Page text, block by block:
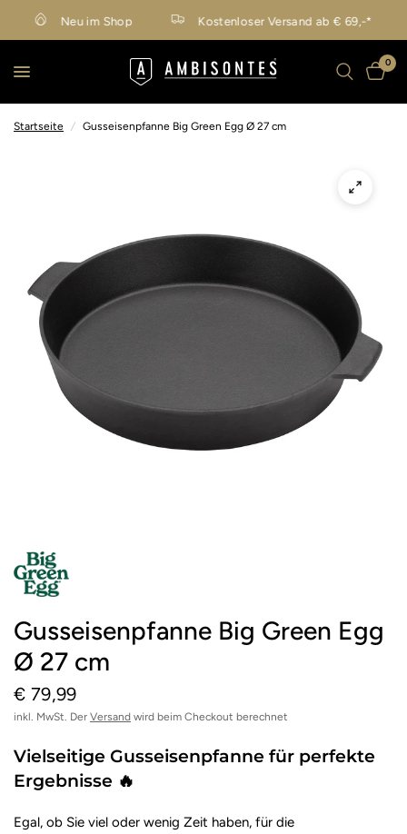
Neu im Shop Kostenloser Versand ab € 69,-*
0
Startseite / Gusseisenpfanne Big Green Egg Ø 27 cm
Gusseisenpfanne Big Green Egg
Ø 27 cm
€ 79,99
inkl. MwSt. Der Versand wird beim Checkout berechnet
Vielseitige Gusseisenpfanne für perfekte
Ergebnisse 🔥
Egal, ob Sie viel oder wenig Zeit haben, für die